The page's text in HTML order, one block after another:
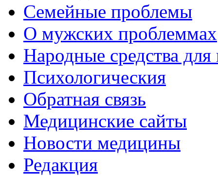
Семейные проблемы
О мужских проблеммах
Народные средства
Психологическия
Обратная связь
Медицинские сайты
Новости медицины
Редакция